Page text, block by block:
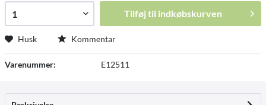
Tilføj til indkøbskurven
Husk Kommentar
Varenummer: E12511